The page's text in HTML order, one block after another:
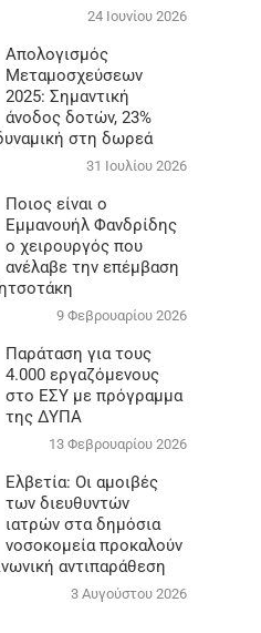
24 Ιουνίου 2026
Απολογισμός
Μεταμοσχεύσεων
2025: Σημαντική
άνοδος δοτών, 23%
στη δωρεά
31 Ιουλίου 2026
Ποιος είναι ο
Εμμανουήλ Φανδρίδης
ο χειρουργός που
ανέλαβε την επέμβαση
9 Φεβρουαρίου 2026
Παράταση για τους
4.000 εργαζόμενους
στο ΕΣΥ με πρόγραμμα
της ΔΥΠΑ
13 Φεβρουαρίου 2026
Ελβετία: Οι αμοιβές
των διευθυντών
ιατρών στα δημόσια
νοσοκομεία προκαλούν
αντιπαράθεση
3 Αυγούστου 2026